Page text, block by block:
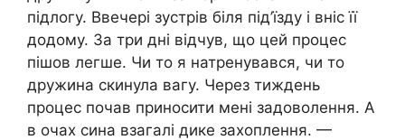
підлогу. Ввечері зустрів біля під’їзду і вніс її
додому. За три дні відчув, що цей процес
пішов легше. Чи то я натренувався, чи то
дружина скинула вагу. Через тиждень
процес почав приносити мені задоволення. А
в очах сина взагалі дике захоплення. —